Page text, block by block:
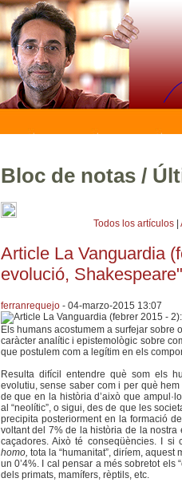
Bloc de notas /
Todos los artículos
Article La Vanguardia
evolució, Shakespeare"
ferranrequejo- 04-marzo-2015 13:07
Els humans acostumem a surfejar sobre
caràcter analític i epistemològic sobre
que postulem com a legítim en els
Resulta difícil entendre què som els
evolutiu, sense saber com i per què
de que en la història d’això que
al “neolític”, o sigui, des de que les
precipita posteriorment en la formació
voltant del 7% de la història de la nostra
caçadores. Això té conseqüències. I si
homo, tota la “humanitat”, diríem,
un 0’4%. I cal pensar a més sobretot els
dels primats, mamífers, rèptils, etc.